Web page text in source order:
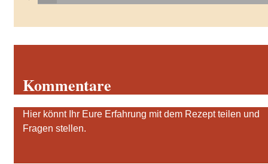
Kommentare
Hier könnt Ihr Eure Erfahrung mit dem Rezept teilen und
Fragen stellen.